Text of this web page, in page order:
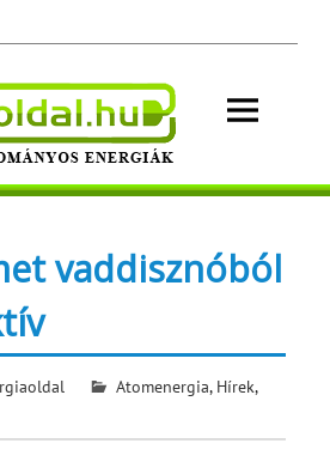
energiák.
vaddisznóból
Atomenergia, Hírek,